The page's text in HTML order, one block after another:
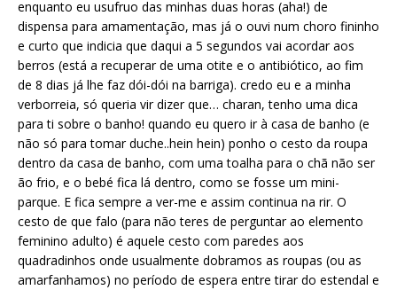
enquanto eu usufruo das minhas duas horas (aha!) de
dispensa para amamentação, mas já o ouvi num choro fininho
e curto que indicia que daqui a 5 segundos vai acordar aos
berros (está a recuperar de uma otite e o antibiótico, ao fim
de 8 dias já lhe faz dói-dói na barriga). credo eu e a minha
verborreia, só queria vir dizer que… charan, tenho uma dica
para ti sobre o banho! quando eu quero ir à casa de banho (e
não só para tomar duche..hein hein) ponho o cesto da roupa
dentro da casa de banho, com uma toalha para o chã não ser
ão frio, e o bebé fica lá dentro, como se fosse um mini-
parque. E fica sempre a ver-me e assim continua na rir. O
cesto de que falo (para não teres de perguntar ao elemento
feminino adulto) é aquele cesto com paredes aos
quadradinhos onde usualmente dobramos as roupas (ou as
amarfanhamos) no período de espera entre tirar do estendal e